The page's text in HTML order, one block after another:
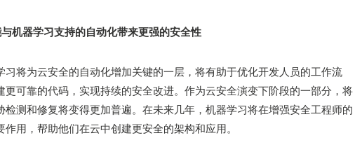
机器学习支持的自动化带来更强的安全性
习将为云安全的自动化增加关键的一层，将有助于优化开发人员的工作流
更可靠的代码，实现持续的安全改进。作为云安全演变下阶段的一部分，将
检测和修复将变得更加普遍。在未来几年，机器学习将在增强安全工程师的
用，帮助他们在云中创建更安全的架构和应用。